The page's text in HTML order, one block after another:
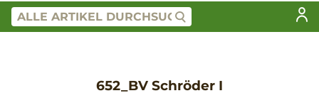
652_BV Schröder I